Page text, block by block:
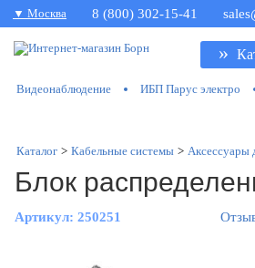
▼ Москва 8 (800) 302-15-41
»
Видеонаблюдение ИБП Парус электро
Каталог > Кабельные системы > Аксессуары
Блок
Артикул: 250251